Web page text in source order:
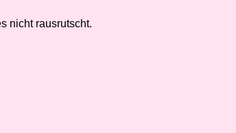
nicht rausrutscht.